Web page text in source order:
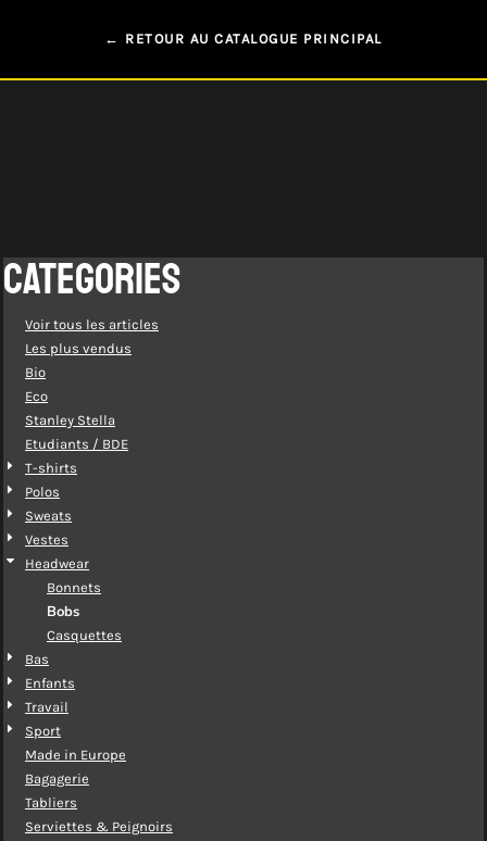
← RETOUR AU CATALOGUE PRINCIPAL
CATEGORIES
Voir tous les articles
Les plus vendus
Bio
Eco
Stanley Stella
Etudiants / BDE
T-shirts
Polos
Sweats
Vestes
Headwear
Bonnets
Bobs
Casquettes
Bas
Enfants
Travail
Sport
Made in Europe
Bagagerie
Tabliers
Serviettes & Peignoirs